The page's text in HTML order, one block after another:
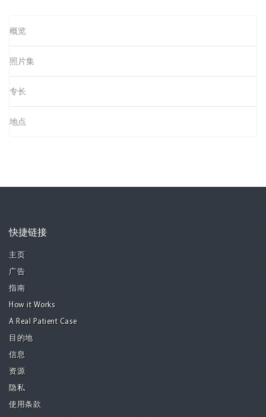
概览
照片集
专长
地点
快捷链接
主页
广告
指南
How it Works
A Real Patient Case
目的地
信息
资源
隐私
使用条款